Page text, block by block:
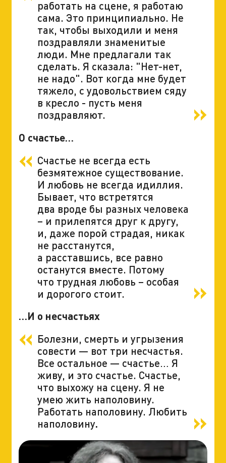
работать на сцене, я работаю
сама. Это принципиально. Не
так, чтобы выходили и меня
поздравляли знаменитые
люди. Мне предлагали так
сделать. Я сказала: "Нет-нет,
не надо". Вот когда мне будет
тяжело, с удовольствием сяду
в кресло - пусть меня
поздравляют.
О счастье…
Счастье не всегда есть
безмятежное существование.
И любовь не всегда идиллия.
Бывает, что встретятся
два вроде бы разных человека
– и прилепятся друг к другу,
и, даже порой страдая, никак
не расстанутся,
а расставшись, все равно
останутся вместе. Потому
что трудная любовь – особая
и дорогого стоит.
…И о несчастьях
Болезни, смерть и угрызения
совести — вот три несчастья.
Все остальное — счастье… Я
живу, и это счастье. Счастье,
что выхожу на сцену. Я не
умею жить наполовину.
Работать наполовину. Любить
наполовину.